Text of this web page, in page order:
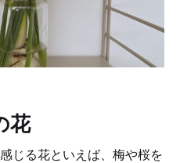
通路を抜けると、とても
見せてもらっ
個人や家族ごとに区切ら
家栽培を楽しめるようにな
ースベリー、ブラックカ
ベリーの木が植えられて
花